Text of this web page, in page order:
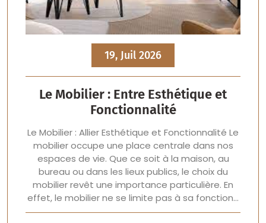
19, Juil 2026
Le Mobilier : Entre Esthétique et
Fonctionnalité
Le Mobilier : Allier Esthétique et Fonctionnalité Le
mobilier occupe une place centrale dans nos
espaces de vie. Que ce soit à la maison, au
bureau ou dans les lieux publics, le choix du
mobilier revêt une importance particulière. En
effet, le mobilier ne se limite pas à sa fonction…